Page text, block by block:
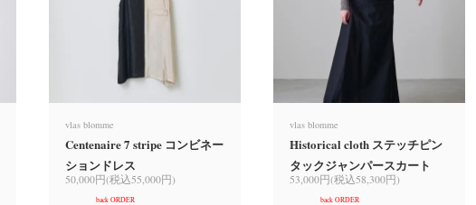
vlas blomme
Centenaire 7 stripe コンビネー
ションドレス
50,000円(税込55,000円)
back ORDER
vlas blomme
Historical cloth ステッチピン
タックジャンパースカート
53,000円(税込58,300円)
back ORDER